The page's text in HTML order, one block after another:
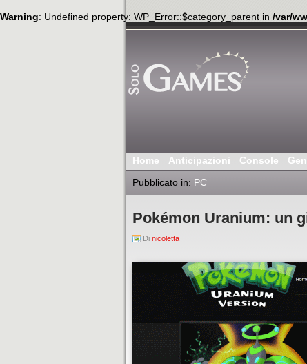
Warning: Undefined property: WP_Error::$category_parent in /var/
Home Anticipazioni Console
Pubblicato in: PC
Pokémon Uranium: un
Di nicoletta